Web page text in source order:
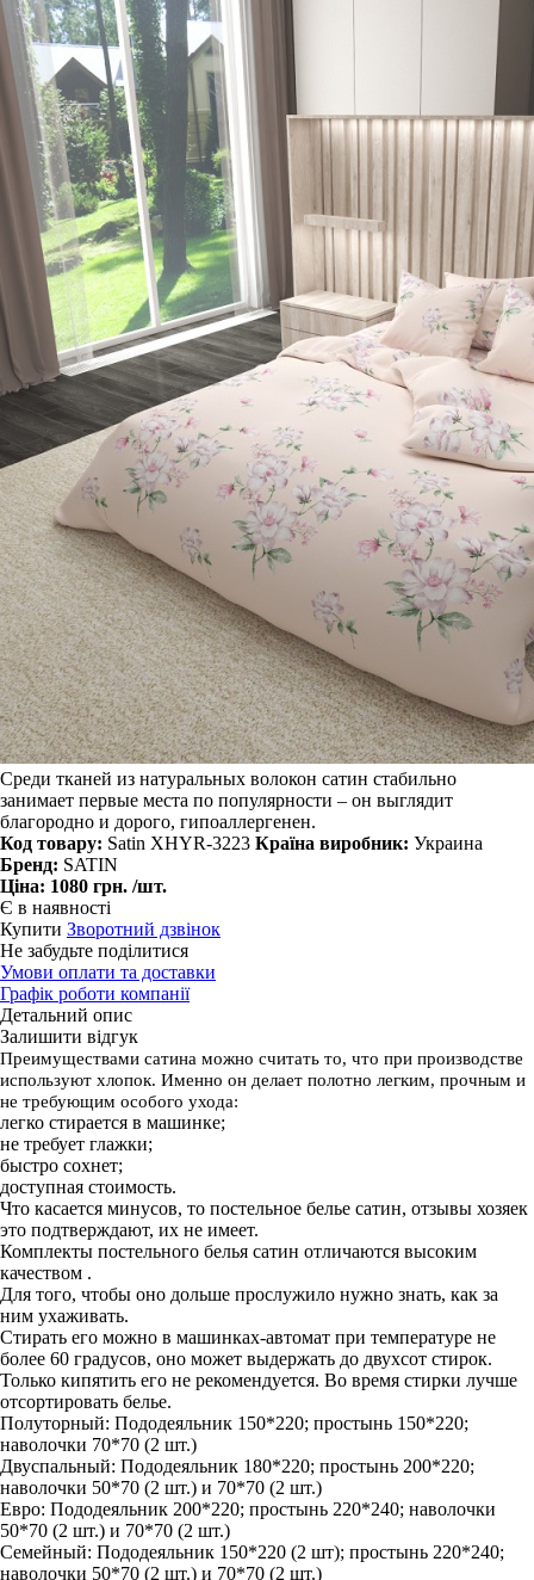
Среди тканей из натуральных волокон сатин стабильно
занимает первые места по популярности – он выглядит
благородно и дорого, гипоаллергенен.
Код товару: Satin XHYR-3223 Країна виробник: Украина
Бренд: SATIN
Ціна: 1080 грн. /шт.
Є в наявності
Купити Зворотний дзвінок
Не забудьте поділитися
Умови оплати та доставки
Графік роботи компанії
Детальний опис
Залишити відгук
Преимуществами сатина можно считать то, что при производстве
используют хлопок. Именно он делает полотно легким, прочным и
не требующим особого ухода:
легко стирается в машинке;
не требует глажки;
быстро сохнет;
доступная стоимость.
Что касается минусов, то постельное белье сатин, отзывы хозяек
это подтверждают, их не имеет.
Комплекты постельного белья сатин отличаются высоким
качеством .
Для того, чтобы оно дольше прослужило нужно знать, как за
ним ухаживать.
Стирать его можно в машинках-автомат при температуре не
более 60 градусов, оно может выдержать до двухсот стирок.
Только кипятить его не рекомендуется. Во время стирки лучше
отсортировать белье.
Полуторный: Пододеяльник 150*220; простынь 150*220;
наволочки 70*70 (2 шт.)
Двуспальный: Пододеяльник 180*220; простынь 200*220;
наволочки 50*70 (2 шт.) и 70*70 (2 шт.)
Евро: Пододеяльник 200*220; простынь 220*240; наволочки
50*70 (2 шт.) и 70*70 (2 шт.)
Семейный: Пододеяльник 150*220 (2 шт); простынь 220*240;
наволочки 50*70 (2 шт.) и 70*70 (2 шт.)